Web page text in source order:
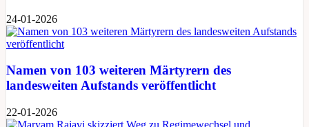
24-01-2026
Namen von 103 weiteren Märtyrern des
landesweiten Aufstands veröffentlicht
22-01-2026